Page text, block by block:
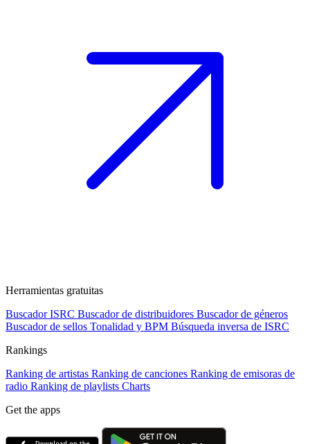
Herramientas gratuitas
Buscador ISRC Buscador de distribuidores Buscador de géneros
Buscador de sellos Tonalidad y BPM Búsqueda inversa de ISRC
Rankings
Ranking de artistas Ranking de canciones Ranking de emisoras de
radio Ranking de playlists Charts
Get the apps